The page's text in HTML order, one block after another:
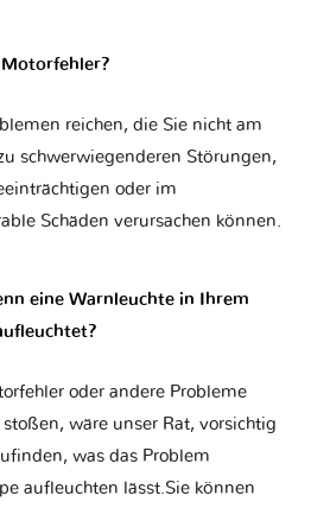
reichen, die Sie nicht am
schwerwiegenderen Störungen,
oder im
Schäden verursachen können.
eine Warnleuchte in Ihrem
oder andere Probleme
stoßen, wäre unser Rat, vorsichtig
was das Problem
aufleuchten lässt.Sie können